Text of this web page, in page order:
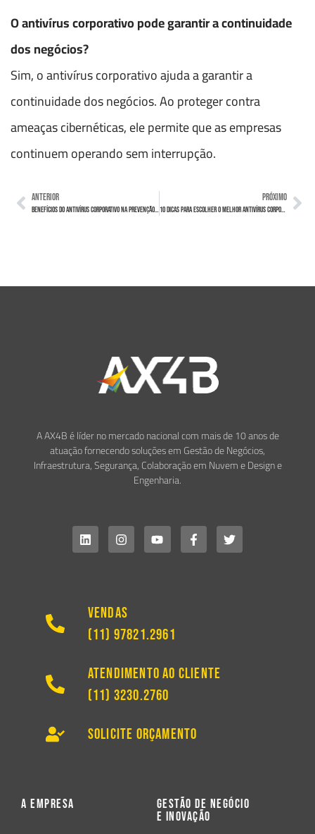
O antivírus corporativo pode garantir a continuidade
dos negócios?
Sim, o antivírus corporativo ajuda a garantir a
continuidade dos negócios. Ao proteger contra
ameaças cibernéticas, ele permite que as empresas
continuem operando sem interrupção.
ANTERIOR
Benefícios do Antivírus Corporativo na Prevenção de Ataques de Malware e Ransomware
PRÓXIMO
10 Dicas para Escolher o Melhor Antivírus Corporativo para sua Empresa
A AX4B é líder no mercado nacional com mais de 10 anos de
atuação fornecendo soluções em Gestão de Negócios,
Infraestrutura, Segurança, Colaboração em Nuvem e Design e
Engenharia.
Vendas
(11) 97821.2961
Atendimento ao Cliente
(11) 3230.2760
Solicite Orçamento
A Empresa
Gestão de Negócio
e Inovação